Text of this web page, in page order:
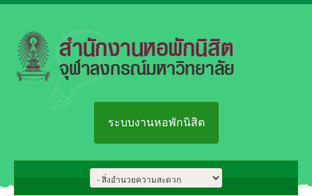
ระบบงานหอพักนิสิต